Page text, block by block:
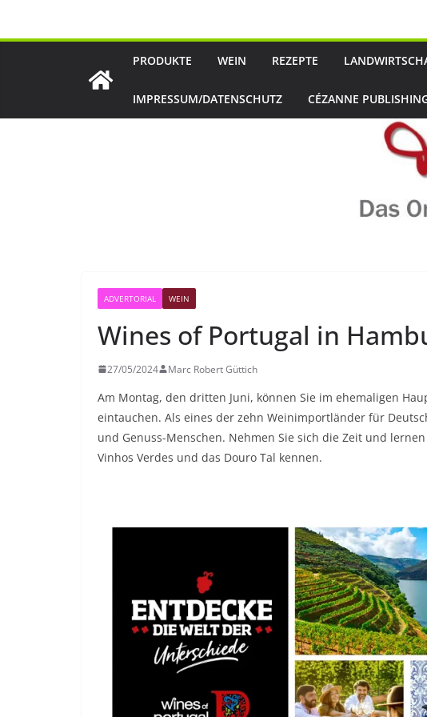
PRODUKTE WEIN REZEPTE
IMPRESSUM/DATENSCHUTZ CÉZANNE
ADVERTORIAL WEIN
Wines of Portugal in
27/05/2024 Marc Robert Güttich
Am Montag, den dritten Juni, können Sie im ehemaligen
eintauchen. Als eines der zehn Weinimportländer für
und Genuss-Menschen. Nehmen Sie sich die Zeit und
Vinhos Verdes und das Douro Tal kennen.